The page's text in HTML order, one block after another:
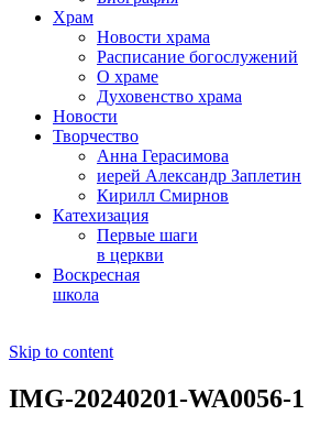
Храм
Новости храма
Расписание богослужений
О храме
Духовенство храма
Новости
Творчество
Анна Герасимова
иерей Александр Заплетин
Кирилл Смирнов
Катехизация
Первые шаги
в церкви
Воскресная
школа
Skip to content
IMG-20240201-WA0056-1